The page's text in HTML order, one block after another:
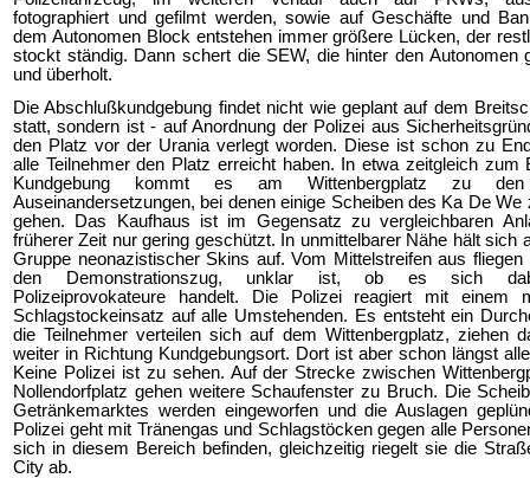
fotographiert und gefilmt werden, sowie auf Geschäfte und
dem Autonomen Block entstehen immer größere Lücken, der
stockt ständig. Dann schert die SEW, die hinter den Autonomen
und überholt.
Die Abschlußkundgebung findet nicht wie geplant auf dem
statt, sondern ist - auf Anordnung der Polizei aus
den Platz vor der Urania verlegt worden. Diese ist schon zu
alle Teilnehmer den Platz erreicht haben. In etwa zeitgleich zum
Kundgebung kommt es am Wittenbergplatz zu
Auseinandersetzungen, bei denen einige Scheiben des Ka De We
gehen. Das Kaufhaus ist im Gegensatz zu vergleichbaren
früherer Zeit nur gering geschützt. In unmittelbarer Nähe hält sich
Gruppe neonazistischer Skins auf. Vom Mittelstreifen aus fliegen
den Demonstrationszug, unklar ist, ob es sich
Polizeiprovokateure handelt. Die Polizei reagiert mit einem
Schlagstockeinsatz auf alle Umstehenden. Es entsteht ein
die Teilnehmer verteilen sich auf dem Wittenbergplatz, ziehen
weiter in Richtung Kundgebungsort. Dort ist aber schon längst
Keine Polizei ist zu sehen. Auf der Strecke zwischen
Nollendorfplatz gehen weitere Schaufenster zu Bruch. Die
Getränkemarktes werden eingeworfen und die Auslagen
Polizei geht mit Tränengas und Schlagstöcken gegen alle
sich in diesem Bereich befinden, gleichzeitig riegelt sie die
City ab.